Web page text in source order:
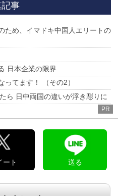
事
ため、イマドキ中国人エリートの
日本企業の限界
てます！ （その2）
ら 日中両国の違いが浮き彫りに
PR
ート 送る